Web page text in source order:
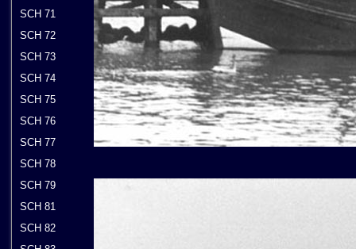
SCH 71
SCH 72
SCH 73
SCH 74
SCH 75
SCH 76
SCH 77
SCH 78
SCH 79
SCH 81
SCH 82